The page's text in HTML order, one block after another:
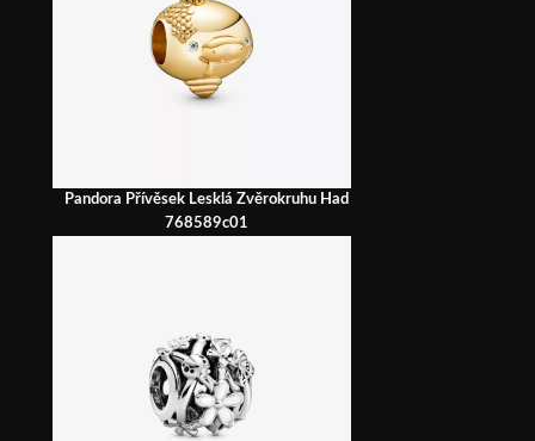
Pandora Přívěsek Lesklá Zvěrokruhu Had
768589c01